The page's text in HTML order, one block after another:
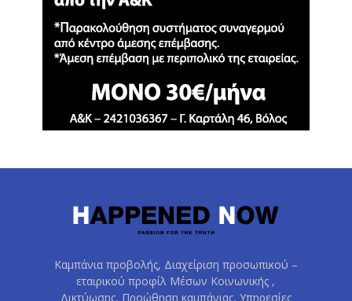
Καμπάνια προβολής, Διαχείριση προσωπικού –
εταιρικού προφίλ Μέσων Κοινωνικής ,
Δικτύωσης, Προώθηση καμπάνιας, Υπηρεσίες